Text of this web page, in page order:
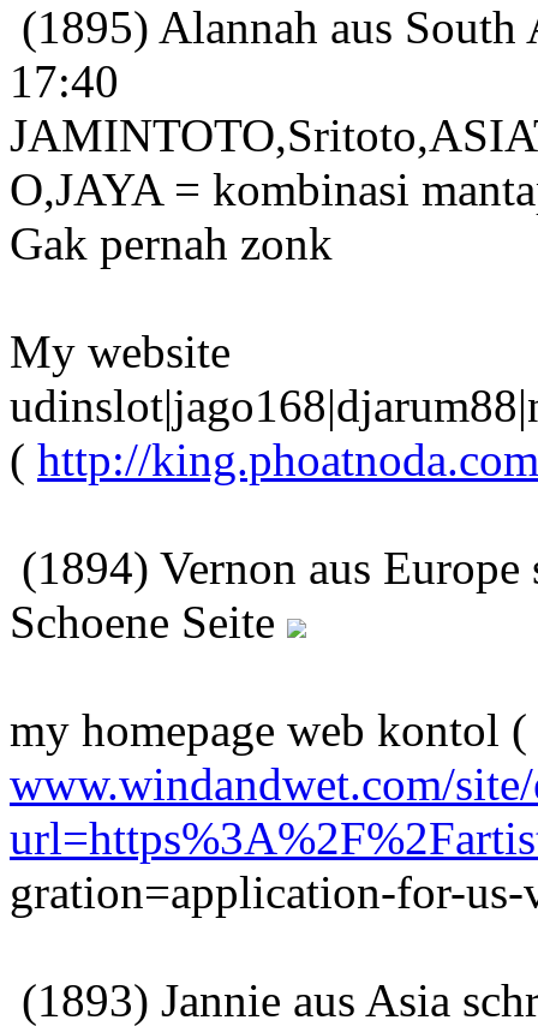
(1895) Alannah aus
17:40
O,JAYA = kombinasi
Gak pernah zonk
My website
( http://
(1894) Vernon aus
Schoene Seite
my homepage web kontol (
www.windandwet.com/
gration=application-for-
(1893) Jannie aus Asia